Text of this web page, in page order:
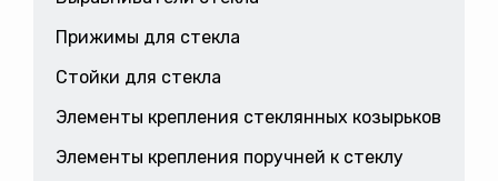
Прижимы для стекла
Стойки для стекла
Элементы крепления стеклянных козырьков
Элементы крепления поручней к стеклу